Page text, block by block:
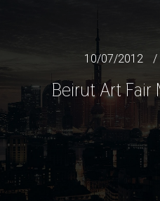
10/07/2012
Beirut Art Fair